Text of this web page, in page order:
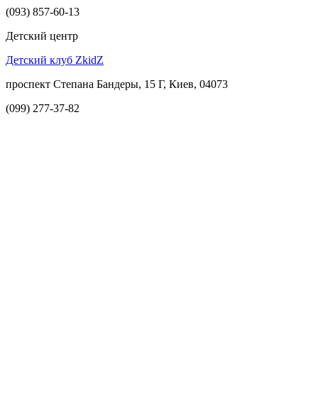
(093) 857-60-13
Детский центр
Детский клуб ZkidZ
проспект Степана Бандеры, 15 Г, Киев, 04073
(099) 277-37-82